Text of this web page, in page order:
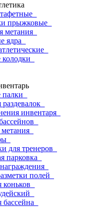
прыжковые
метания
ядра
колодки
инвентаря
для тренеров
парковка
полей
коньков